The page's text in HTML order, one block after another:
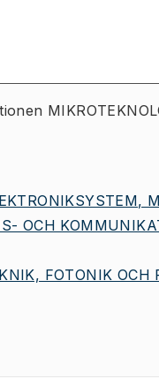
OCH
FOTONIK